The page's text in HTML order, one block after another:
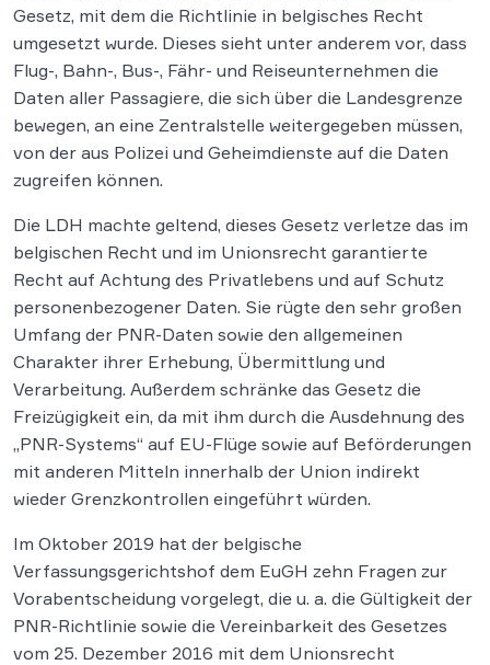
Gesetz, mit dem die Richtlinie in belgisches Recht
umgesetzt wurde. Dieses sieht unter anderem vor, dass
Flug-, Bahn-, Bus-, Fähr- und Reiseunternehmen die
Daten aller Passagiere, die sich über die Landesgrenze
bewegen, an eine Zentralstelle weitergegeben müssen,
von der aus Polizei und Geheimdienste auf die Daten
zugreifen können.
Die LDH machte geltend, dieses Gesetz verletze das im
belgischen Recht und im Unionsrecht garantierte
Recht auf Achtung des Privatlebens und auf Schutz
personenbezogener Daten. Sie rügte den sehr großen
Umfang der PNR-Daten sowie den allgemeinen
Charakter ihrer Erhebung, Übermittlung und
Verarbeitung. Außerdem schränke das Gesetz die
Freizügigkeit ein, da mit ihm durch die Ausdehnung des
„PNR-Systems“ auf EU-Flüge sowie auf Beförderungen
mit anderen Mitteln innerhalb der Union indirekt
wieder Grenzkontrollen eingeführt würden.
Im Oktober 2019 hat der belgische
Verfassungsgerichtshof dem EuGH zehn Fragen zur
Vorabentscheidung vorgelegt, die u. a. die Gültigkeit der
PNR-Richtlinie sowie die Vereinbarkeit des Gesetzes
vom 25. Dezember 2016 mit dem Unionsrecht